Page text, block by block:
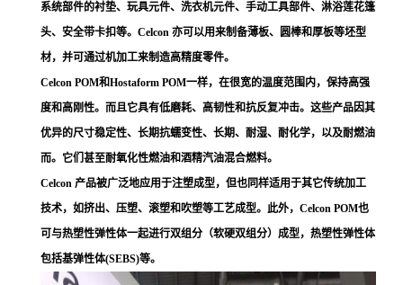
系统部件的衬垫、玩具元件、洗衣机元件、手动工具部件、淋浴莲花篷
头、安全带卡扣等。Celcon 亦可以用来制备薄板、圆棒和厚板等坯型
材，并可通过机加工来制造高精度零件。
Celcon POM和Hostaform POM一样，在很宽的温度范围内，保持高强
度和高刚性。而且它具有低磨耗、高韧性和抗反复冲击。这些产品因其
优异的尺寸稳定性、长期抗蠕变性、长期、耐湿、耐化学，以及耐燃油
而。它们甚至耐氧化性燃油和酒精汽油混合燃料。
Celcon 产品被广泛地应用于注塑成型，但也同样适用于其它传统加工
技术，如挤出、压塑、滚塑和吹塑等工艺成型。此外，Celcon POM也
可与热塑性弹性体一起进行双组分（软硬双组分）成型，热塑性弹性体
包括基弹性体(SEBS)等。